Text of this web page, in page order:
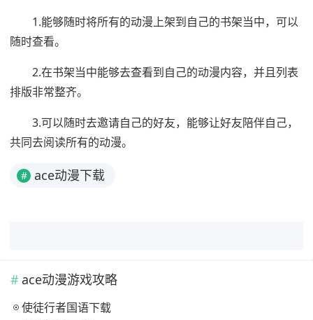
1.能够随时将所有的动漫上架到自己的书架当中，可以
随时查看。
2.在书架当中能够去查看到自己的动漫内容，并且列表
排版非常整齐。
3.可以随时去邀请自己的好友，能够让好友陪伴自己，
共同去阅读所有的动漫。
# ace动漫下载
ace动漫游戏攻略
使徒行者国语下载